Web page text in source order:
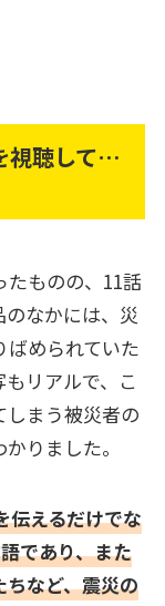
視聴して…
たものの、11話
なかには、災
められていた
リアルで、こ
まう被災者の
りました。
伝えるだけでな
であり、また
など、震災の